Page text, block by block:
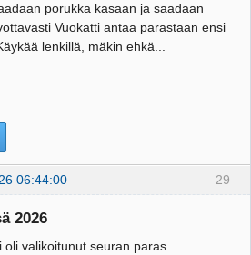
porukka kasaan ja saadaan
Vuokatti antaa parastaan ensi
lenkillä, mäkin ehkä...
29
06:44:00
2026
oli valikoitunut seuran paras